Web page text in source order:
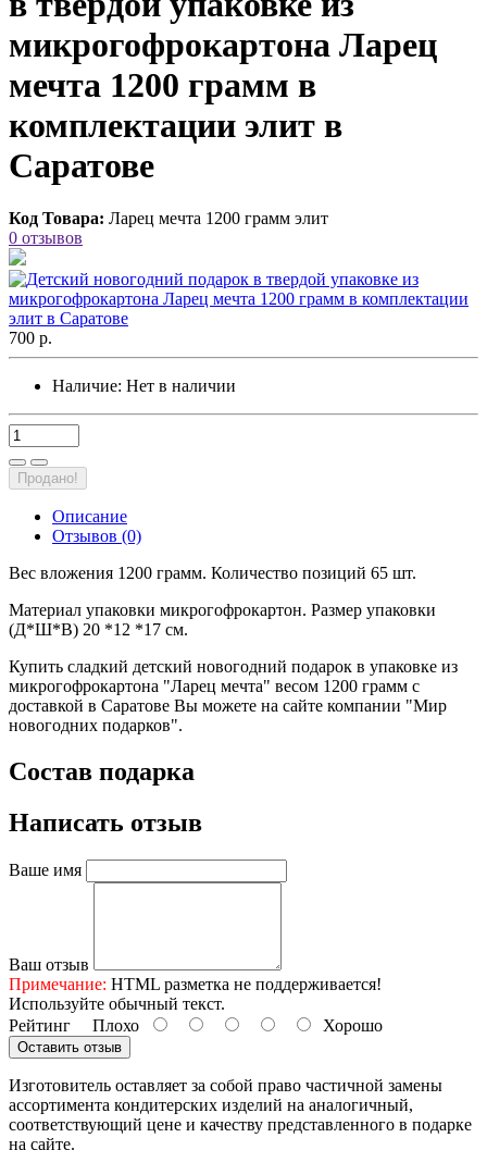
микрогофрокартона Ларец
мечта 1200 грамм в
комплектации элит в
Саратове
Код Товара: Ларец мечта 1200 грамм элит
0 отзывов
700 р.
Наличие: Нет в наличии
Продано!
Описание
Отзывов (0)
Вес вложения 1200 грамм. Количество позиций 65 шт.
Материал упаковки микрогофрокартон. Размер упаковки
(Д*Ш*В) 20 *12 *17 см.
Купить сладкий детский новогодний подарок в упаковке из
микрогофрокартона "Ларец мечта" весом 1200 грамм с
доставкой в Саратове Вы можете на сайте компании "Мир
новогодних подарков".
Состав подарка
Написать отзыв
Ваше имя
Ваш отзыв
Примечание: HTML разметка не поддерживается!
Используйте обычный текст.
Рейтинг Плохо Хорошо
Оставить отзыв
Изготовитель оставляет за собой право частичной замены
ассортимента кондитерских изделий на аналогичный,
соответствующий цене и качеству представленного в подарке
на сайте.